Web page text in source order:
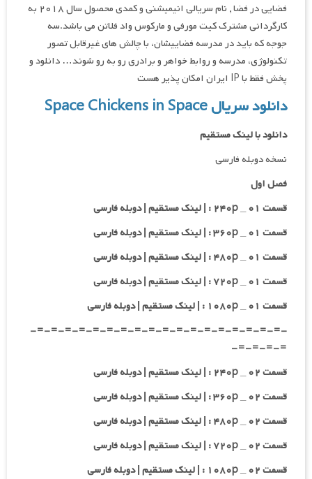
فضایی در فضا , نام سریالی انیمیشنی و کمدی محصول سال ۲۰۱۸ به
کارگردانی مشترک کیت مورفی و مارکوس واد فلاتن می باشد.سه
جوجه که باید در مدرسه فضاییشان، با چالش های غیرقابل تصور
تکنولوژی، مدرسه و روابط خواهر و برادری رو به رو شوند… دانلود و
پخش فقط با IP ایران امکان پذیر هست
دانلود سریال Space Chickens in Space
دانلود با لینک مستقیم
نسخه دوبله فارسی
فصل اول
قسمت ۰۱ _ ۲۴۰p : | لینک مستقیم | دوبله فارسی
قسمت ۰۱ _ ۳۶۰p : | لینک مستقیم | دوبله فارسی
قسمت ۰۱ _ ۴۸۰p : | لینک مستقیم | دوبله فارسی
قسمت ۰۱ _ ۷۲۰p : | لینک مستقیم | دوبله فارسی
قسمت ۰۱ _ ۱۰۸۰p : | لینک مستقیم | دوبله فارسی
-=-=-=-=-=-=-=-=-=-=-=-=-=-=-=-=-=-=-
=-=-=-=-
قسمت ۰۲ _ ۲۴۰p : | لینک مستقیم | دوبله فارسی
قسمت ۰۲ _ ۳۶۰p : | لینک مستقیم | دوبله فارسی
قسمت ۰۲ _ ۴۸۰p : | لینک مستقیم | دوبله فارسی
قسمت ۰۲ _ ۷۲۰p : | لینک مستقیم | دوبله فارسی
قسمت ۰۲ _ ۱۰۸۰p : | لینک مستقیم | دوبله فارسی